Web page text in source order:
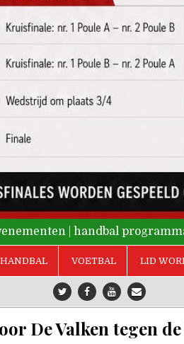
handbal
HANDBAL VOETBAL LID
De Valken tegen